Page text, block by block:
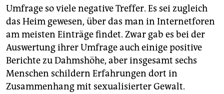
Umfrage so viele negative Treffer. Es sei zugleich
das Heim gewesen, über das man in Internetforen
am meisten Einträge findet. Zwar gab es bei der
Auswertung ihrer Umfrage auch einige positive
Berichte zu Dahmshöhe, aber insgesamt sechs
Menschen schildern Erfahrungen dort in
Zusammenhang mit sexualisierter Gewalt.